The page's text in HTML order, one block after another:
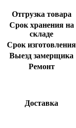
Отгрузка товара
Срок хранения на
складе
Срок изготовления
Выезд замерщика
Ремонт
Доставка